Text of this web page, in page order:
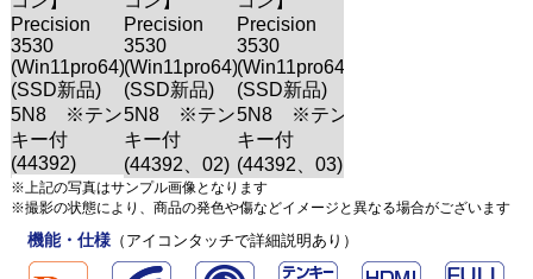
※上記の写真はサンプル画像となります
※撮影の状態により、商品の発色や傷などイメージと異なる場合がございます
機能・仕様（アイコンタッチで詳細説明あり）